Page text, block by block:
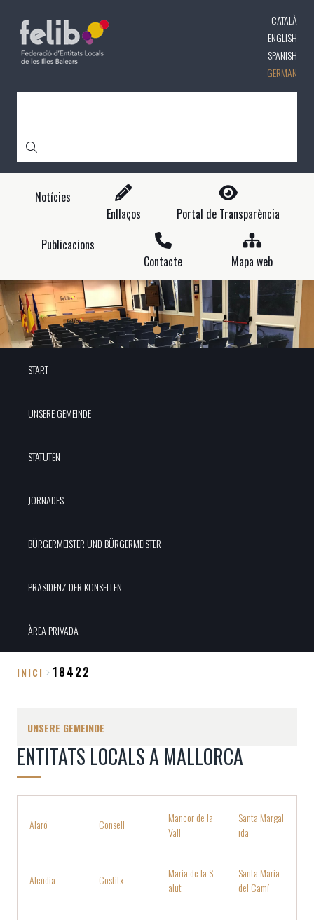
CATALÀ
ENGLISH
SPANISH
GERMAN
Notícies
Enllaços
Portal de Transparència
Publicacions
Contacte
Mapa web
START
UNSERE GEMEINDE
STATUTEN
JORNADES
BÜRGERMEISTER UND BÜRGERMEISTER
PRÄSIDENZ DER KONSELLEN
ÀREA PRIVADA
INICI 18422
UNSERE GEMEINDE
ENTITATS LOCALS A MALLORCA
Alaró Consell
Mancor de la
Vall
Santa Margal
ida
Alcúdia Costitx
Maria de la S
alut
Santa Maria
del Camí